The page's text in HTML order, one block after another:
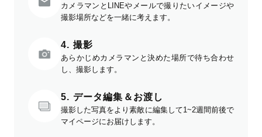
カメラマンとLINEやメールで撮りたいイメージや
撮影場所などを一緒に考えます。
4. 撮影
あらかじめカメラマンと決めた場所で待ち合わせ
し、撮影します。
5. データ編集＆お渡し
撮影した写真をより素敵に編集して1~2週間前後で
マイページにお届けします。